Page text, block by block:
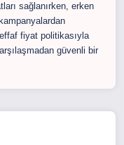
sağlanırken, erken
fiyat politikasıyla
güvenli bir